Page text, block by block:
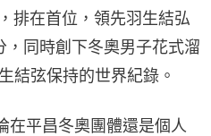
排在首位，領先羽生結弘
同時創下冬奧男子花式溜
結弦保持的世界紀錄。
在平昌冬奧團體還是個人